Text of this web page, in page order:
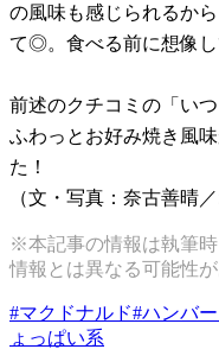
の風味も感じられるか
て◎。食べる前に想像し
前述のクチコミの「い
ふわっとお好み焼き風
た！
（文・写真：奈古善晴
※本記事の情報は執筆
情報とは異なる可能性
#マクドナルド#ハンバ
ょっぱい系